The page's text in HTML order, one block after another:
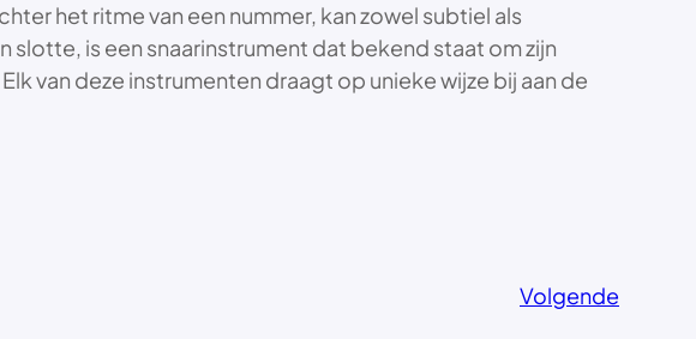
het ritme van een nummer, kan zowel subtiel als
slotte, is een snaarinstrument dat bekend staat om zijn
van deze instrumenten draagt op unieke wijze bij aan de
Volgende